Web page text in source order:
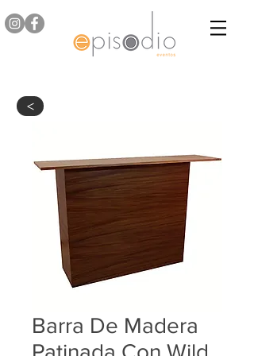
>
Barra De Madera